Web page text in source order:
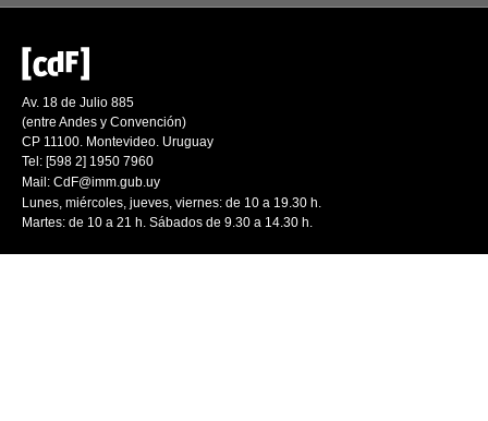
Av. 18 de Julio 885
(entre Andes y Convención)
CP 11100. Montevideo. Uruguay
Tel: [598 2] 1950 7960
Mail: CdF@imm.gub.uy
Lunes, miércoles, jueves, viernes: de 10 a 19.30 h.
Martes: de 10 a 21 h. Sábados de 9.30 a 14.30 h.